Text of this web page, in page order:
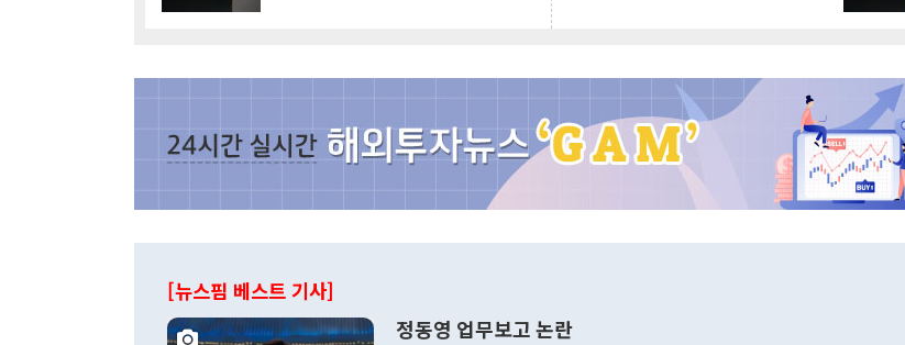
[뉴스핌 베스트 기사]
정동영 업무보고 논란